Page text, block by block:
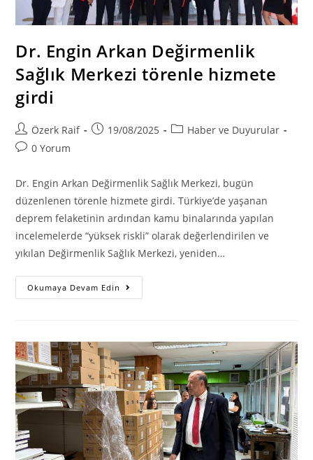
Dr. Engin Arkan Değirmenlik
Sağlık Merkezi törenle hizmete
girdi
Post
author:
Özerk Raif
Post19/08/2025
PostHaber ve Duyurular
Post0 Yorum
Dr. Engin Arkan Değirmenlik Sağlık Merkezi, bugün
düzenlenen törenle hizmete girdi. Türkiye’de yaşanan
deprem felaketinin ardından kamu binalarında yapılan
incelemelerde “yüksek riskli” olarak değerlendirilen ve
yıkılan Değirmenlik Sağlık Merkezi, yeniden…
Okumaya Devam Edin Dr.
Engin
Törenle
Hizmete
Girdi